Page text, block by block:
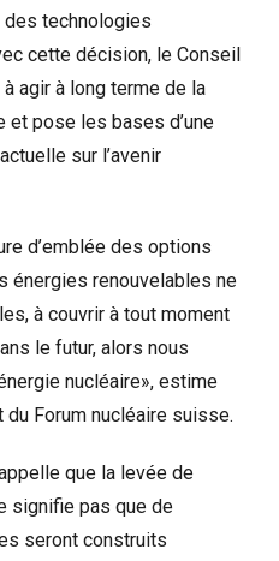
des technologies
cette décision, le Conseil
agir à long terme de la
pose les bases d’une
sur l’avenir
d’emblée des options
énergies renouvelables ne
à couvrir à tout moment
le futur, alors nous
nucléaire», estime
Forum nucléaire suisse.
que la levée de
signifie pas que de
seront construits